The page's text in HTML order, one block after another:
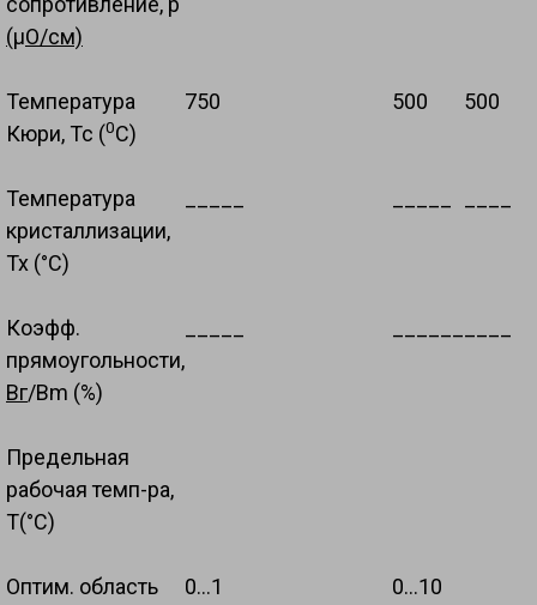
(μО/см)
Температура
Кюри, Тс (0С)
750 500 500
Температура
кристаллизации,
Тх (°С)
Коэфф.
прямоугольности,
Вг/Вm (%)
Предельная
рабочая темп-ра,
Т(°С)
Оптим. область
0…1 0…10